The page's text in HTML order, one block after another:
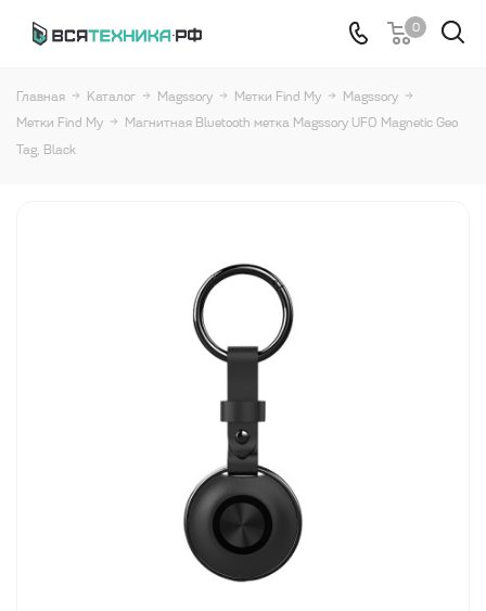
0
Главная Каталог Magssory Метки Find My
Magssory
Метки Find My
Магнитная Bluetooth метка Magssory UFO Magnetic Geo
Tag, Black